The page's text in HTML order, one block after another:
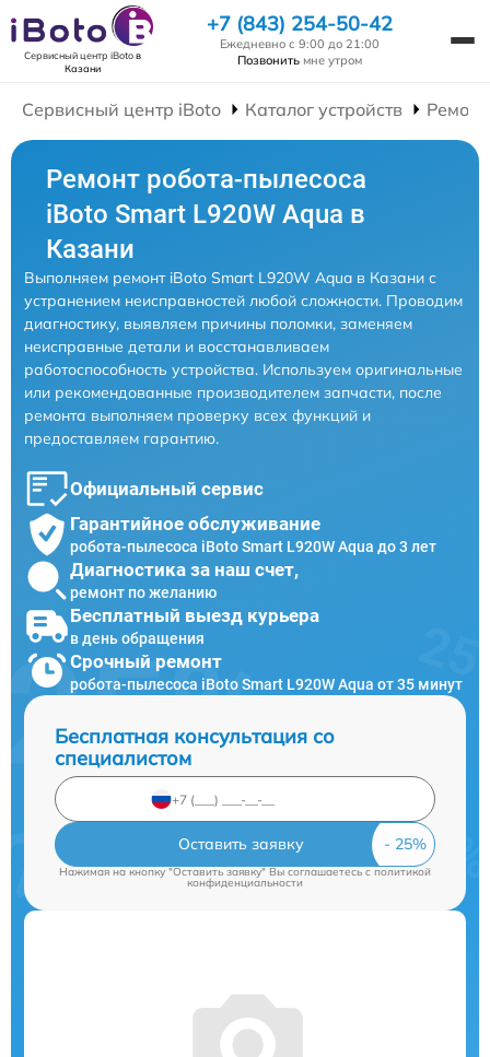
Сервисный центр iBotoв
Казани
+7 (843) 254-50-42
Ежедневно с 9:00 до 21:00
Позвонить мне утром
Сервисный центр iBoto Каталог устройств
Ремонт робота-пылесоса
iBoto Smart L920W Aqua в
Казани
Выполняем ремонт iBoto Smart L920W Aqua в Казани с
устранением неисправностей любой сложности. Проводим
диагностику, выявляем причины поломки, заменяем
неисправные детали и восстанавливаем
работоспособность устройства. Используем оригинальные
или рекомендованные производителем запчасти, после
ремонта выполняем проверку всех функций и
предоставляем гарантию.
Официальный сервис
Гарантийное обслуживание
робота-пылесоса iBoto Smart L920W Aqua до 3 лет
Диагностика за наш счет,
ремонт по желанию
Бесплатный выезд курьера
в день обращения
Срочный ремонт
робота-пылесоса iBoto Smart L920W Aqua от 35 минут
Бесплатная консультация со
специалистом
Оставить заявку
Нажимая на кнопку "Оставить заявку" Вы соглашаетесь c политикой
конфиденциальности